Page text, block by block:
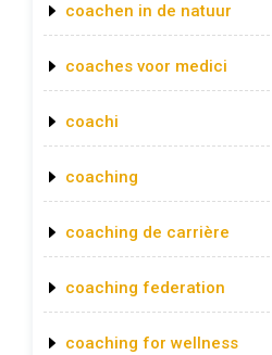
coachen in de natuur
coaches voor medici
coachi
coaching
coaching de carrière
coaching federation
coaching for wellness